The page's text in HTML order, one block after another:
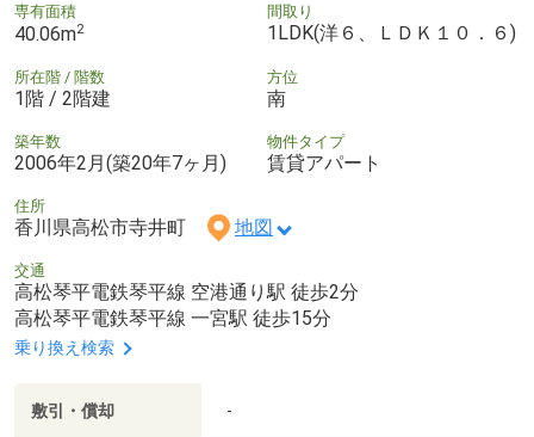
専有面積
40.06m2
間取り
1LDK(洋６、ＬＤＫ１０．６)
所在階 / 階数
1階 / 2階建
方位
南
築年数
2006年2月(築20年7ヶ月)
物件タイプ
賃貸アパート
住所
香川県高松市寺井町 地図
交通
高松琴平電鉄琴平線 空港通り駅 徒歩2分
高松琴平電鉄琴平線 一宮駅 徒歩15分
乗り換え検索
敷引・償却 -